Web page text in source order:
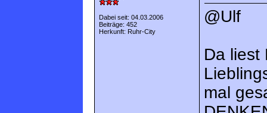
Dabei seit: 04.03.2006
Beiträge: 452
Herkunft: Ruhr-City
@Ulf
Da liest
mal